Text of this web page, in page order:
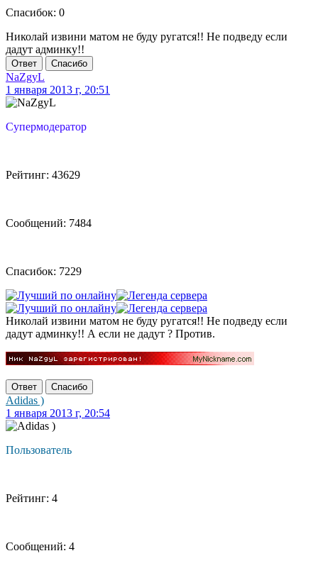
Спасибок: 0
Николай извини матом не буду ругатся!! Не подведу если
дадут админку!!
Ответ Спасибо
NaZgyL
1 января 2013 г, 20:51
Супермодератор
Рейтинг: 43629
Сообщений: 7484
Спасибок: 7229
Николай извини матом не буду ругатся!! Не подведу если
дадут админку!! А если не дадут ? Против.
Ответ Спасибо
Adidas )
1 января 2013 г, 20:54
Пользователь
Рейтинг: 4
Сообщений: 4